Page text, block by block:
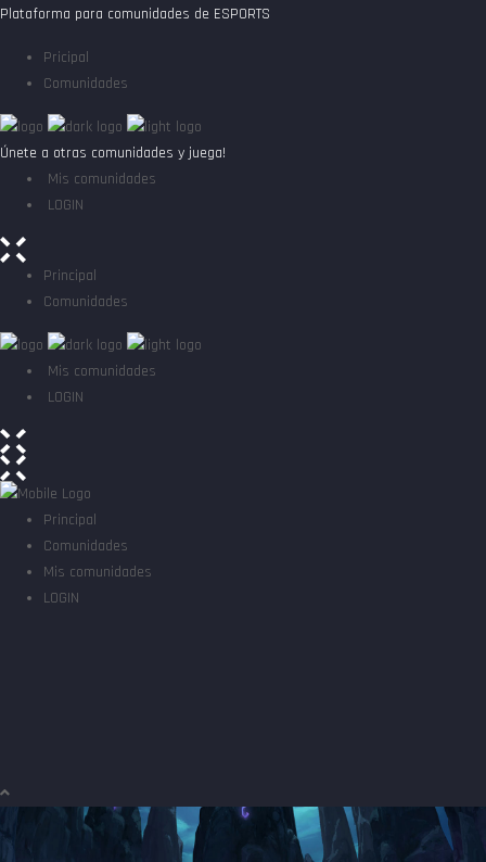
Plataforma para comunidades de ESPORTS
Pricipal
Comunidades
Únete a otras comunidades y juega!
Mis comunidades
LOGIN
Principal
Comunidades
Mis comunidades
LOGIN
Principal
Comunidades
Mis comunidades
LOGIN